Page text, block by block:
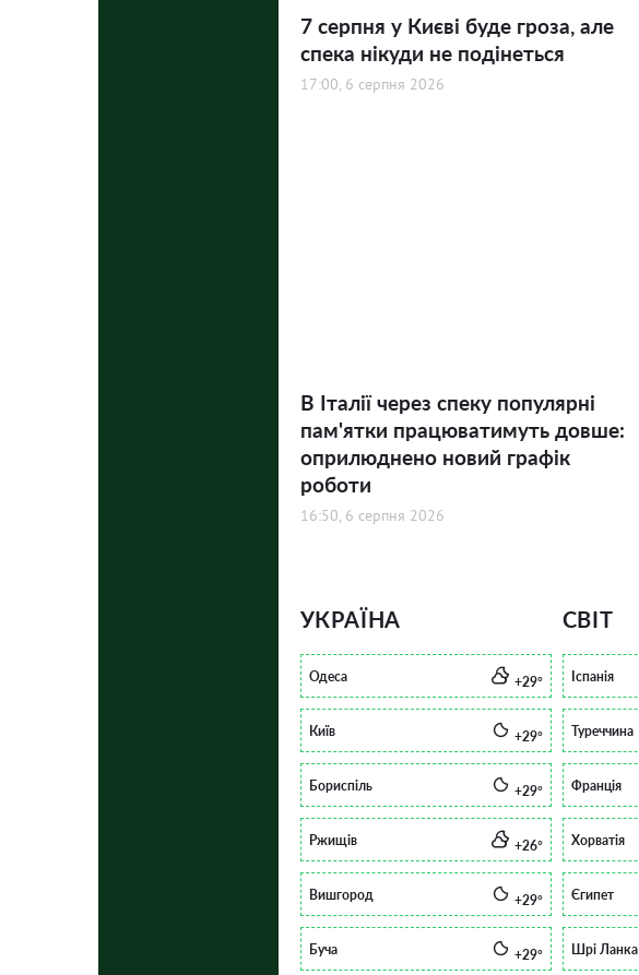
7 серпня у Києві буде гроза, але
спека нікуди не подінеться
17:00, 6 серпня 2026
В Італії через спеку популярні
пам'ятки працюватимуть довше:
оприлюднено новий графік
роботи
16:50, 6 серпня 2026
УКРАЇНА
Одеса +29°
Київ +29°
Бориспіль +29°
Ржищів +26°
Вишгород +29°
Буча +29°
СВІТ
Іспанія
Туреччина
Франція
Хорватія
Єгипет
Шрі Ланка